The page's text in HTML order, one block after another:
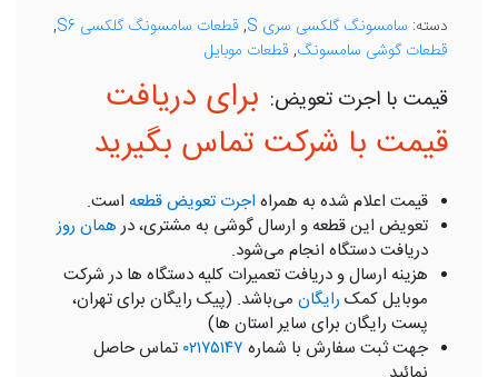
دسته: سامسونگ گلکسی سری S , قطعات سامسونگ گلکسی S6
,
قطعات گوشی سامسونگ, قطعات موبایل
برای دریافت
قیمت با شرکت تماس بگیرید
قیمت اعلام شده به همراه اجرت تعویض قطعه است.
تعویض این قطعه و ارسال گوشی به مشتری، درهمان روز
دریافت دستگاه انجام می‌شود.
هزینه ارسال و دریافت تعمیرات کلیه دستگاه ها در شرکت
موبایل کمک رایگان می‌باشد. (پیک رایگان برای تهران،
پست رایگان برای سایر استان ها)
جهت ثبت سفارش با شماره ۰۲۱۷۵۱۴۷ تماس حاصل